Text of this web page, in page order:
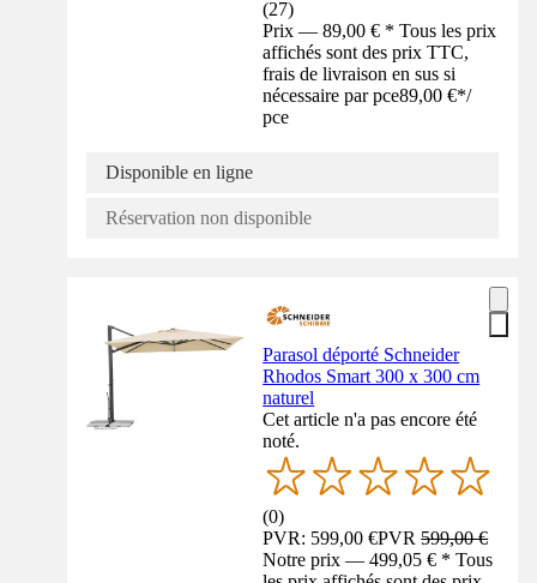
(27)
Prix — 89,00 € * Tous les prix
affichés sont des prix TTC,
frais de livraison en sus si
nécessaire par pce89,00 €*/
pce
Disponible en ligne
Réservation non disponible
Parasol déporté Schneider
Rhodos Smart 300 x 300 cm
naturel
Cet article n'a pas encore été
noté.
(0)
PVR: 599,00 €PVR599,00 €
Notre prix — 499,05 € * Tous